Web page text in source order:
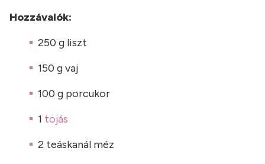
Hozzávalók:
250 g liszt
150 g vaj
100 g porcukor
1 tojás
2 teáskanál méz